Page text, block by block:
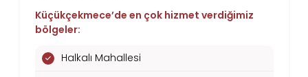
Küçükçekmece’de en çok hizmet verdiğimiz
bölgeler:
Halkalı Mahallesi